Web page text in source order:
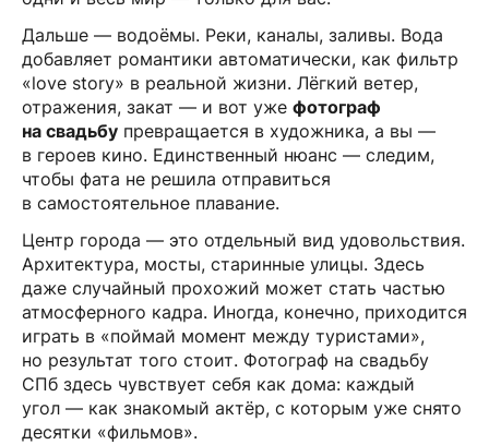
Дальше — водоёмы. Реки, каналы, заливы. Вода
добавляет романтики автоматически, как фильтр
«love story» в реальной жизни. Лёгкий ветер,
отражения, закат — и вот уже фотограф
на свадьбу превращается в художника, а вы —
в героев кино. Единственный нюанс — следим,
чтобы фата не решила отправиться
в самостоятельное плавание.
Центр города — это отдельный вид удовольствия.
Архитектура, мосты, старинные улицы. Здесь
даже случайный прохожий может стать частью
атмосферного кадра. Иногда, конечно, приходится
играть в «поймай момент между туристами»,
но результат того стоит. Фотограф на свадьбу
СПб здесь чувствует себя как дома: каждый
угол — как знакомый актёр, с которым уже снято
десятки «фильмов».